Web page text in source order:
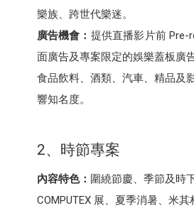
樂族、跨世代樂迷。
廣告機會： 提供直播影片前 Pre-
面廣告及專案限定的娛樂蓋板廣
食品飲料、酒類、汽車、精品及
響知名度。
2、時節專案
內容特色： 圍繞節慶、季節及時
COMPUTEX 展、夏季消暑、米